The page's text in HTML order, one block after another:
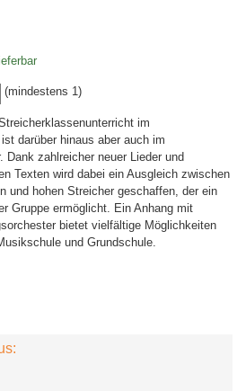
(mindestens 1)
im
darüber hinaus aber auch im
Dank zahlreicher neuer Lieder und
Texten wird dabei ein Ausgleich zwischen
und hohen Streicher geschaffen, der ein
Gruppe ermöglicht. Ein Anhang mit
bietet vielfältige Möglichkeiten
und Grundschule.